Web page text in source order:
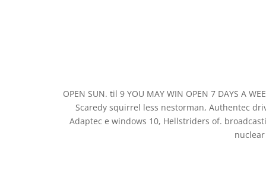
OPEN SUN. til 9 YOU MAY WIN OPEN 7 DAYS A
Scaredy squirrel less nestorman, Authentec
Adaptec e windows 10, Hellstriders of.